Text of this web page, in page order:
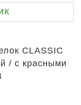
CLASSIC
/ с красными